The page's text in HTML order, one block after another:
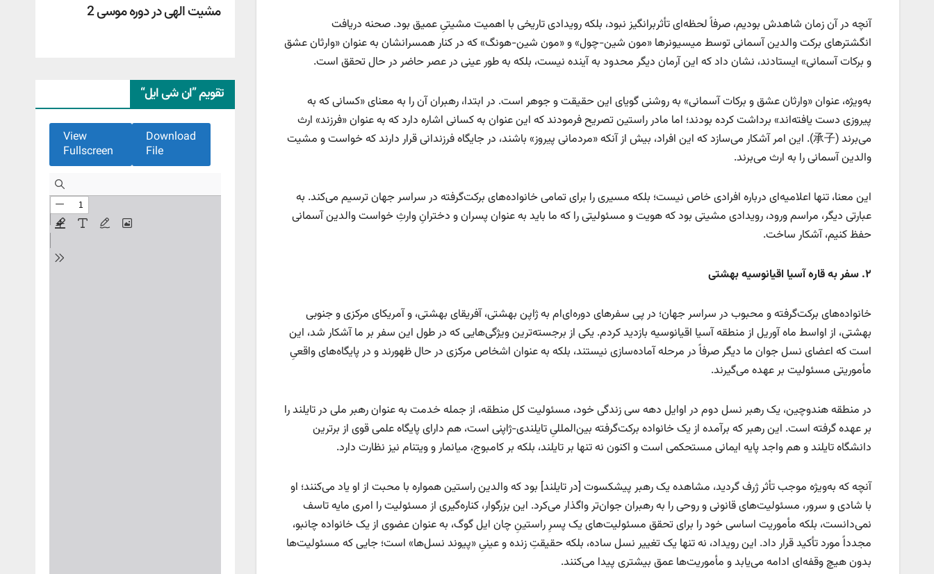
آنچه در آن زمان شاهدش بودیم، صرفاً لحظه‌ای تأثربرانگیز نبود، بلکه رویدادی تاریخی با اهمیت مشیتیِ عمیق بود. صحنه دریافت
انگشترهای برکت والدین آسمانی توسط میسیونرها «مون شین-چول» و «مون شین-هونگ» که در کنار همسرانشان به عنوان «وارثان عشق
و برکات آسمانی» ایستادند، نشان داد که این آرمان دیگر محدود به آینده نیست، بلکه به طور عینی در عصر حاضر در حال تحقق است.
به‌ویژه، عنوان «وارثان عشق و برکات آسمانی» به روشنی گویای این حقیقت و جوهر است. در ابتدا، رهبران آن را به معنای «کسانی که به
پیروزی دست یافته‌اند» برداشت کرده بودند؛ اما مادر راستین تصریح فرمودند که این عنوان به کسانی اشاره دارد که به عنوان «فرزند» ارث
می‌برند (承子). این امر آشکار می‌سازد که این افراد، بیش از آنکه «مردمانی پیروز» باشند، در جایگاه فرزندانی قرار دارند که خواست و مشیت
والدین آسمانی را به ارث می‌برند.
این معنا، تنها اعلامیه‌ای درباره افرادی خاص نیست؛ بلکه مسیری را برای تمامی خانواده‌های برکت‌گرفته در سراسر جهان ترسیم می‌کند. به
عبارتی دیگر، مراسم ورود، رویدادی مشیتی بود که هویت و مسئولیتی را که ما باید به عنوان پسران و دخترانِ وارثِ خواست والدین آسمانی
حفظ کنیم، آشکار ساخت.
۲. سفر به قاره آسیا اقیانوسیه بهشتی
خانواده‌های برکت‌گرفته و محبوب در سراسر جهان؛ در پی سفرهای دوره‌ای‌ام به ژاپن بهشتی، آفریقای بهشتی، و آمریکای مرکزی و جنوبی
بهشتی، از اواسط ماه آوریل از منطقه آسیا اقیانوسیه بازدید کردم. یکی از برجسته‌ترین ویژگی‌هایی که در طول این سفر بر ما آشکار شد، این
است که اعضای نسل جوان ما دیگر صرفاً در مرحله آماده‌سازی نیستند، بلکه به عنوان اشخاص مرکزی در حال ظهورند و در پایگاه‌های واقعیِ
مأموریتی مسئولیت بر عهده می‌گیرند.
در منطقه هندوچین، یک رهبر نسل دوم در اوایل دهه سی زندگی خود، مسئولیت کل منطقه، از جمله خدمت به عنوان رهبر ملی در تایلند را
بر عهده گرفته است. این رهبر که برآمده از یک خانواده برکت‌گرفته بین‌المللیِ تایلندی-ژاپنی است، هم دارای پایگاه علمی قوی از برترین
دانشگاه تایلند و هم واجد پایه ایمانی مستحکمی است و اکنون نه تنها بر تایلند، بلکه بر کامبوج، میانمار و ویتنام نیز نظارت دارد.
آنچه که به‌ویژه موجب تأثر ژرف گردید، مشاهده یک رهبر پیشکسوت [در تایلند] بود که والدین راستین همواره با محبت از او یاد می‌کنند؛ او
با شادی و سرور، مسئولیت‌های قانونی و روحی را به رهبران جوان‌تر واگذار می‌کرد. این بزرگوار، کناره‌گیری از مسئولیت را امری مایه تاسف
نمی‌دانست، بلکه مأموریت اساسی خود را برای تحقق مسئولیت‌های یک پسرِ راستینِ چان ایل گوگ، به عنوان عضوی از یک خانواده چانبو،
مجدداً مورد تأکید قرار داد. این رویداد، نه تنها یک تغییر نسل ساده، بلکه حقیقتِ زنده و عینیِ «پیوند نسل‌ها» است؛ جایی که مسئولیت‌ها
بدون هیچ وقفه‌ای ادامه می‌یابد و مأموریت‌ها عمق بیشتری پیدا می‌کنند.
مشیت الهی در دوره موسی 2
تقویم ”ان شی ایل“
Download
File
View
Fullscreen